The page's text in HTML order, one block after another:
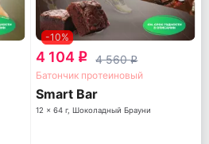
-10%
4 104 q 4 560q
Батончик протеиновый
Smart Bar
12 x 64 г, Шоколадный Брауни